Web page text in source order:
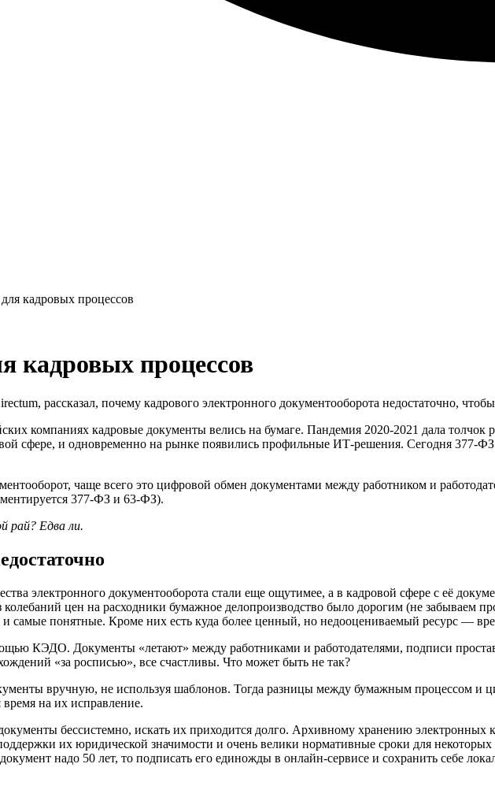
кадровых процессов
кадровых процессов
рассказал, почему кадрового электронного документооборота недостаточно,
компаниях кадровые документы велись на бумаге. Пандемия 2020-2021 дала толчок
сфере, и одновременно на рынке появились профильные ИТ-решения. Сегодня 377-ФЗ
чаще всего это цифровой обмен документами между работником и
377-ФЗ и 63-ФЗ).
рай? Едва ли.
электронного документооборота стали еще ощутимее, а в кадровой сфере с её
цен на расходники бумажное делопроизводство было дорогим (не забываем
самые понятные. Кроме них есть куда более ценный, но недооцениваемый ресурс —
КЭДО. Документы «летают» между работниками и работодателями, подписи
«за росписью», все счастливы. Что может быть не так?
вручную, не используя шаблонов. Тогда разницы между бумажным процессом и
на их исправление.
бессистемно, искать их приходится долго. Архивному хранению электронных
их юридической значимости и очень велики нормативные сроки для некоторых
надо 50 лет, то подписать его единожды в онлайн-сервисе и сохранить себе